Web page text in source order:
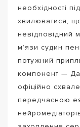
необхідності
хвилюватися,
невідповідний
м’язи судин
потужний
компонент —
офіційно
передчасною